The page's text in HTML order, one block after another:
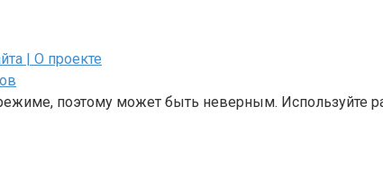
| О проекте
поэтому может быть неверным. Используйте